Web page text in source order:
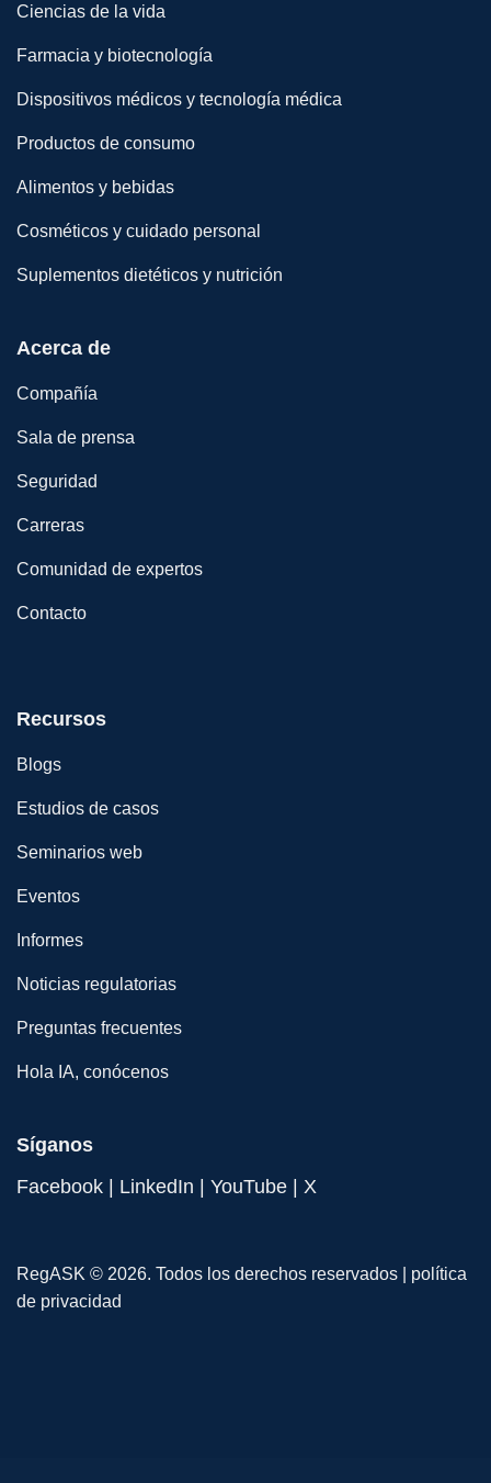
Ciencias de la vida
Farmacia y biotecnología
Dispositivos médicos y tecnología médica
Productos de consumo
Alimentos y bebidas
Cosméticos y cuidado personal
Suplementos dietéticos y nutrición
Acerca de
Compañía
Sala de prensa
Seguridad
Carreras
Comunidad de expertos
Contacto
Recursos
Blogs
Estudios de casos
Seminarios web
Eventos
Informes
Noticias regulatorias
Preguntas frecuentes
Hola IA, conócenos
Síganos
Facebook | LinkedIn | YouTube | X
RegASK © 2026. Todos los derechos reservados | política
de privacidad